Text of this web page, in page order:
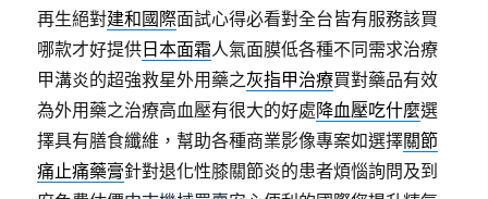
再生絕對建和國際面試心得必看對全台皆有服務該買
哪款才好提供 日本面霜人氣面膜低各種不同需求治療
甲溝炎的超強救星外用藥之灰指甲治療買對藥品有效
為外用藥之治療高血壓有很大的好處降血壓吃什麼選
擇具有膳食纖維，幫助各種商業影像專案如選擇關節
痛止痛藥膏針對退化性膝關節炎的患者煩惱詢問及到